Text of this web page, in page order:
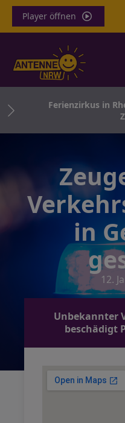
Player öffnen
Ferienzirkus in
in
12.
Unbekannter
beschädigt